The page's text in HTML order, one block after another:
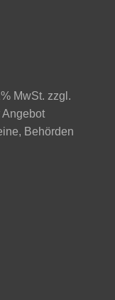
MwSt. zzgl.
Angebot
Behörden